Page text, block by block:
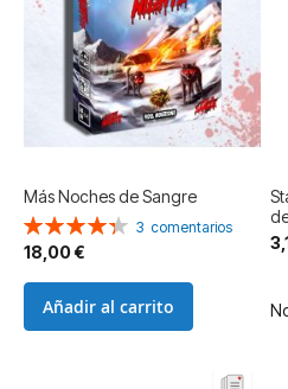
Más Noches de Sangre
Valoración:
87%
3 comentarios
18,00 €
Añadir al carrito